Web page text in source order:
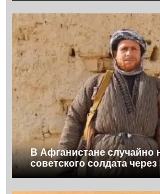
В Афганистане случайно
советского солдата через